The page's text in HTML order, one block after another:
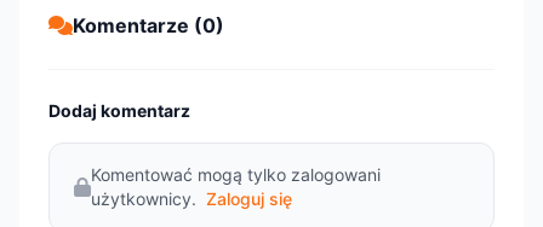
Komentarze (0)
Dodaj komentarz
Komentować mogą tylko zalogowani
użytkownicy. Zaloguj się